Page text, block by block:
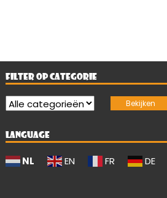
FILTER OP CATEGORIE
LANGUAGE
NL EN FR DE